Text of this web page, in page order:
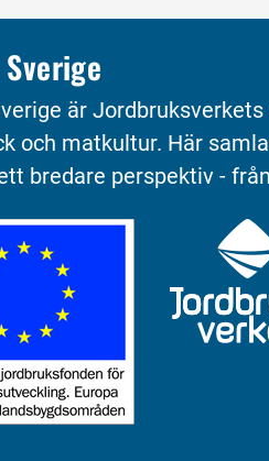
är
och matkultur. Här
bredare perspektiv -